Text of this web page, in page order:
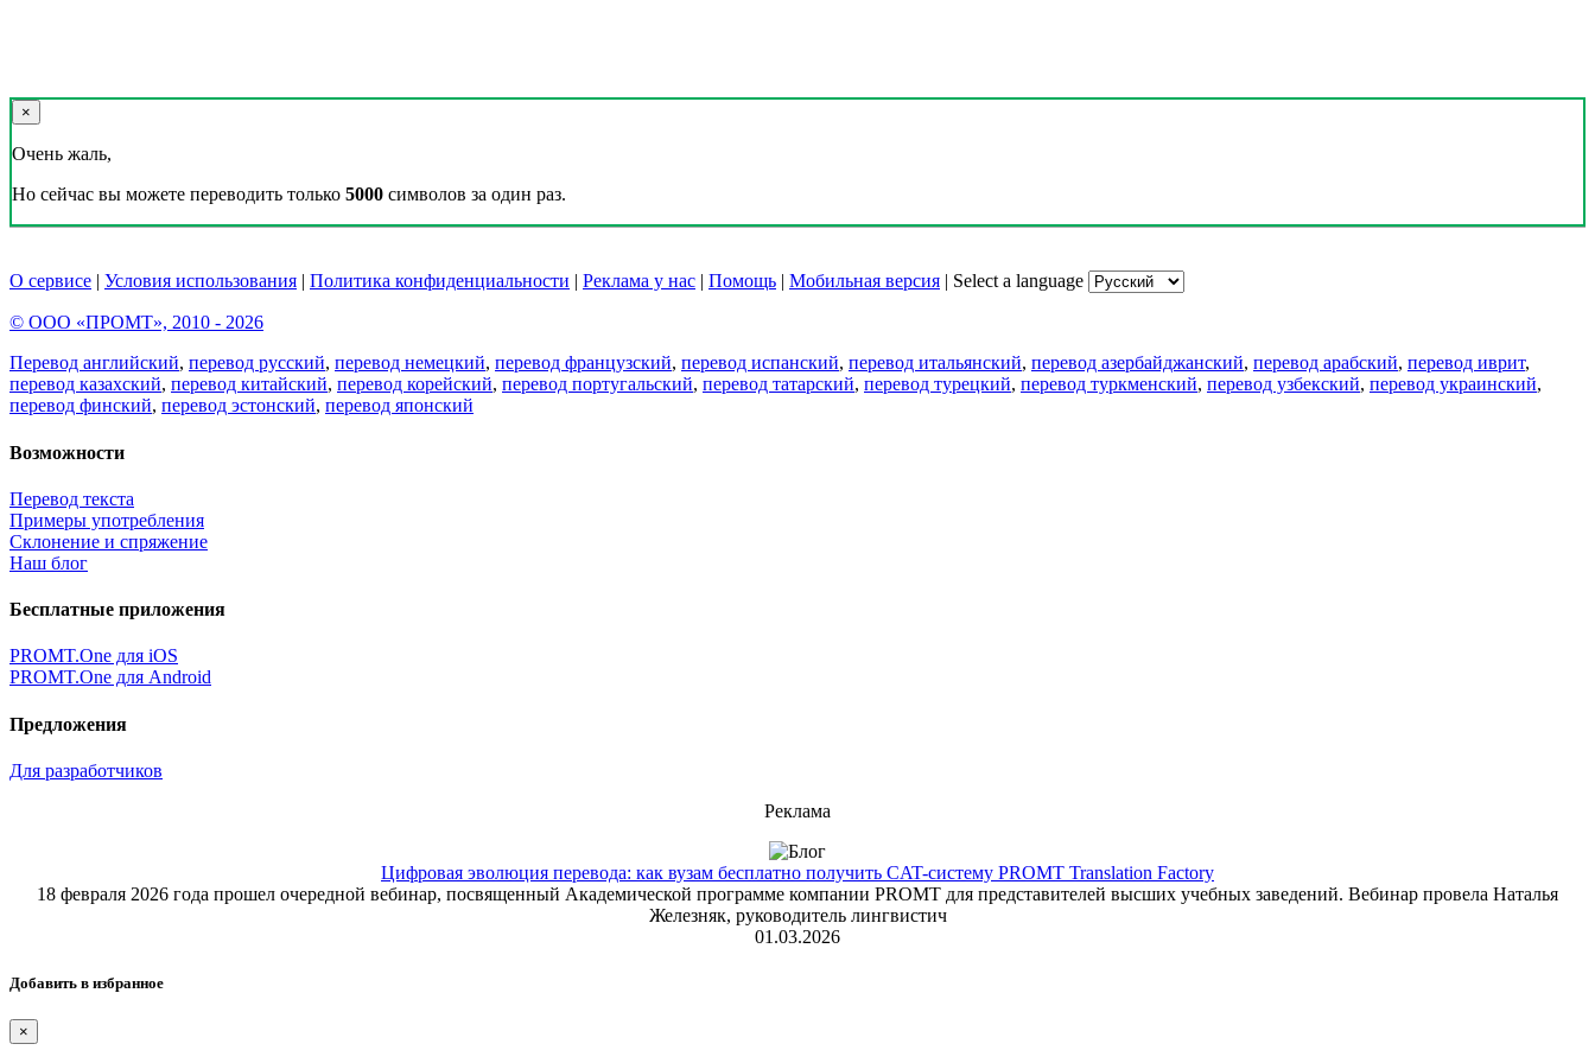
×
Очень жаль,
Но сейчас вы можете переводить только 5000 символов за один раз.
О сервисе | Условия использования | Политика конфиденциальности | Реклама у нас | Помощь | Мобильная версия | Select a language
© ООО «ПРОМТ», 2010 - 2026
Перевод английский, перевод русский, перевод немецкий, перевод французский, перевод испанский, перевод итальянский, перевод азербайджанский, перевод арабский, перевод иврит,
перевод казахский, перевод китайский, перевод корейский, перевод португальский, перевод татарский, перевод турецкий, перевод туркменский, перевод узбекский, перевод украинский,
перевод финский, перевод эстонский, перевод японский
Возможности
Перевод текста
Примеры употребления
Склонение и спряжение
Наш блог
Бесплатные приложения
PROMT.One для iOS
PROMT.One для Android
Предложения
Для разработчиков
Реклама
Цифровая эволюция перевода: как вузам бесплатно получить CAT-систему PROMT Translation Factory
18 февраля 2026 года прошел очередной вебинар, посвященный Академической программе компании PROMT для представителей высших учебных заведений. Вебинар провела Наталья
Железняк, руководитель лингвистич
01.03.2026
Добавить в избранное
×